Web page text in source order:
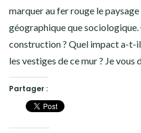
marquer au fer rouge le
géographique que sociologique.
construction ? Quel impact a-t-
les vestiges de ce mur ? Je vous
Partager :